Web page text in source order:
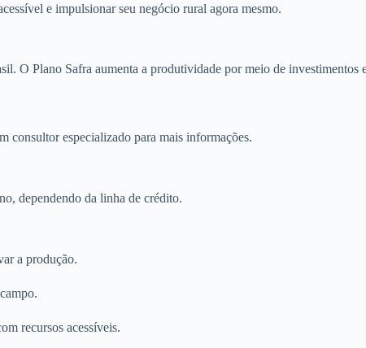
e impulsionar seu negócio rural agora mesmo.
O Plano Safra aumenta a produtividade por meio de investimentos
consultor especializado para mais informações.
dependendo da linha de crédito.
a produção.
recursos acessíveis.